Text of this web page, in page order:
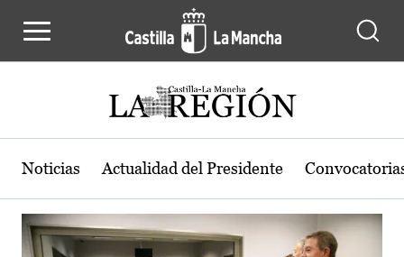
Actualidad de la región de Castilla-
Noticias Actualidad del Presidente